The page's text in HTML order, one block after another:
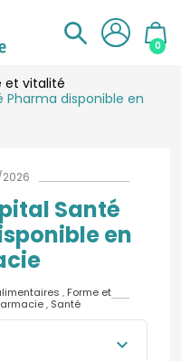
0
et vitalité
Pharma disponible en
2026
Santé
en
, Forme et
, Santé
keyboard_arrow_down